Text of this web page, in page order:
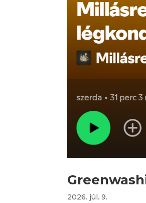
2026. júl. 9.